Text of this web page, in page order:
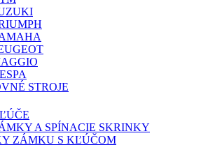
STROJE
A SPÍNACIE SKRINKY
ZÁMKU S KĽÚČOM